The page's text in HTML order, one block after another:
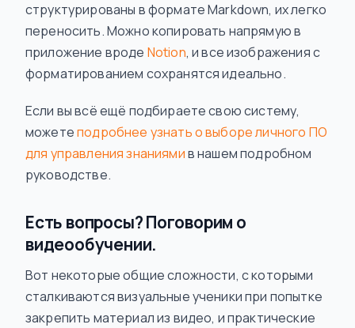
структурированы в формате Markdown, их легко
переносить. Можно копировать напрямую в
приложение вроде Notion, и все изображения с
форматированием сохранятся идеально.
Если вы всё ещё подбираете свою систему,
можетеподробнее узнать о выборе личного ПО
для управления знаниямив нашем подробном
руководстве.
Есть вопросы? Поговорим о
видеообучении.
Вот некоторые общие сложности, с которыми
сталкиваются визуальные ученики при попытке
закрепить материал из видео, и практические